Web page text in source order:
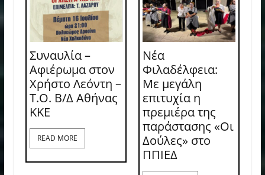
Συναυλία –
Αφιέρωμα στον
Χρήστο Λεόντη –
Τ.Ο. Β/Δ Αθήνας
ΚΚΕ
READ MORE
Νέα
Φιλαδέλφεια:
Με μεγάλη
επιτυχία η
πρεμιέρα της
παράστασης «Οι
Δούλες» στο
ΠΠΙΕΔ